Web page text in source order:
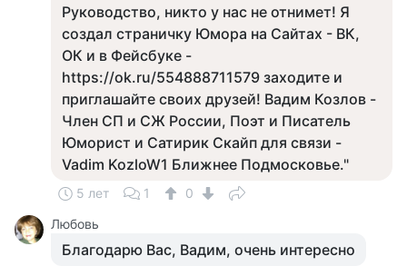
Руководство, никто у нас не отнимет! Я
создал страничку Юмора на Сайтах - ВК,
ОК и в Фейсбуке -
https://ok.ru/554888711579 заходите и
приглашайте своих друзей! Вадим Козлов -
Член СП и СЖ России, Поэт и Писатель
Юморист и Сатирик Скайп для связи -
Vadim KozloW1 Ближнее Подмосковье."
5 лет 1
0
Любовь
Благодарю Вас, Вадим, очень интересно